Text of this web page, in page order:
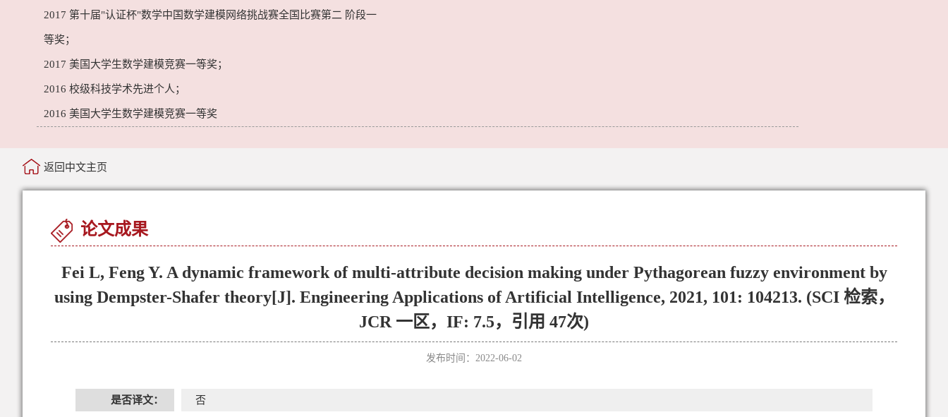
2017 第十届"认证杯"数学中国数学建模网络挑战赛全国比赛第二 阶段一
等奖；
2017 美国大学生数学建模竞赛一等奖；
2016 校级科技学术先进个人；
2016 美国大学生数学建模竞赛一等奖
返回中文主页
论文成果
Fei L, Feng Y. A dynamic framework of multi-attribute decision making under Pythagorean fuzzy environment by
using Dempster-Shafer theory[J]. Engineering Applications of Artificial Intelligence, 2021, 101: 104213. (SCI 检索，
JCR 一区，IF: 7.5，引用 47次)
发布时间：2022-06-02
是否译文： 否